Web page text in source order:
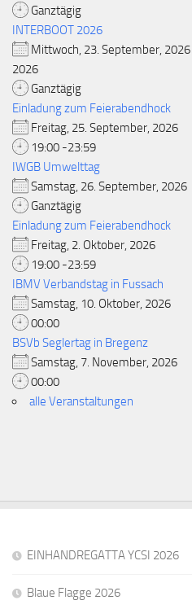
Ganztägig
INTERBOOT 2026
Mittwoch, 23. September,
2026
Ganztägig
Einladung zum Feierabendhock
Freitag, 25. September, 2026
19:00 -23:59
IWGB Umwelttag
Samstag, 26. September, 2026
Ganztägig
Einladung zum Feierabendhock
Freitag, 2. Oktober, 2026
19:00 -23:59
IBMV Verbandstag in Fussach
Samstag, 10. Oktober, 2026
00:00
BSVb Seglertag in Bregenz
Samstag, 7. November, 2026
00:00
alle Veranstaltungen
EINHANDREGATTA YCSI 2026
Blaue Flagge 2026